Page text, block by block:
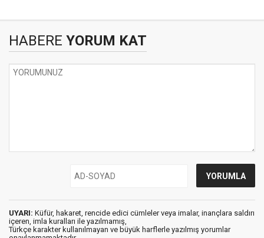
HABERE YORUM KAT
UYARI: Küfür, hakaret, rencide edici cümleler veya imalar, inançlara saldırı
içeren, imla kuralları ile yazılmamış,
Türkçe karakter kullanılmayan ve büyük harflerle yazılmış yorumlar